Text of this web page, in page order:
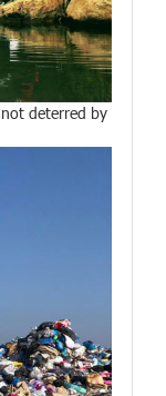
deterred by